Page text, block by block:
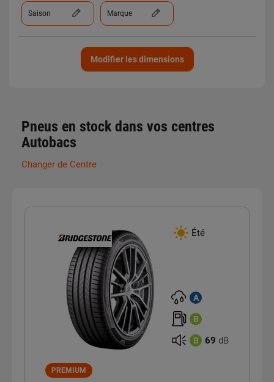
Saison Marque
Modifier les dimensions
Pneus en stock dans vos centres
Autobacs
Changer de Centre
Été
A
B
B 69 dB
PREMIUM